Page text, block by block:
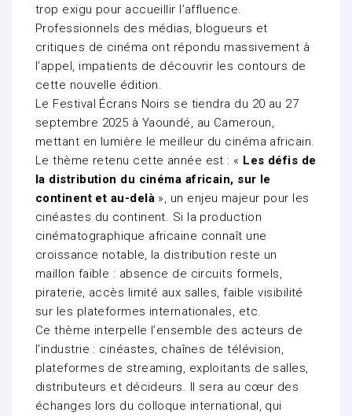
trop exigu pour accueillir l’affluence.
Professionnels des médias, blogueurs et
critiques de cinéma ont répondu massivement à
l’appel, impatients de découvrir les contours de
cette nouvelle édition.
Le Festival Écrans Noirs se tiendra du 20 au 27
septembre 2025 à Yaoundé, au Cameroun,
mettant en lumière le meilleur du cinéma africain.
Le thème retenu cette année est : « Les défis de
la distribution du cinéma africain, sur le
continent et au-delà », un enjeu majeur pour les
cinéastes du continent. Si la production
cinématographique africaine connaît une
croissance notable, la distribution reste un
maillon faible : absence de circuits formels,
piraterie, accès limité aux salles, faible visibilité
sur les plateformes internationales, etc.
Ce thème interpelle l’ensemble des acteurs de
l’industrie : cinéastes, chaînes de télévision,
plateformes de streaming, exploitants de salles,
distributeurs et décideurs. Il sera au cœur des
échanges lors du colloque international, qui